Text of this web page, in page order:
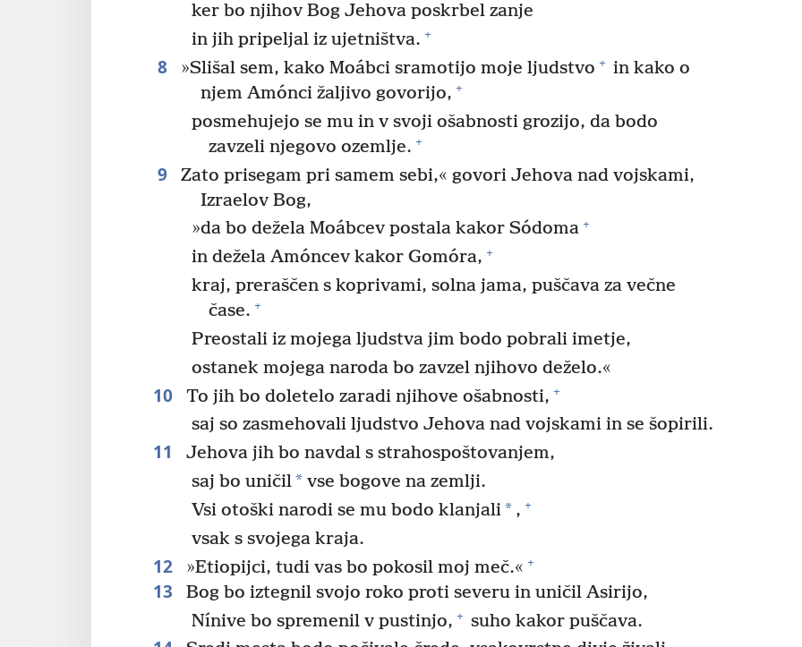
ker bo njihov Bog Jehova poskrbel zanje
in jih pripeljal iz ujetništva. +
8 »Slišal sem, kako Moábci sramotijo moje ljudstvo + in kako o
njem Amónci žaljivo govorijo, +
posmehujejo se mu in v svoji ošabnosti grozijo, da bodo
zavzeli njegovo ozemlje. +
9
Zato prisegam pri samem sebi,« govori Jehova nad vojskami,
Izraelov Bog,
»da bo dežela Moábcev postala kakor Sódoma +
in dežela Amóncev kakor Gomóra, +
kraj, preraščen s koprivami, solna jama, puščava za večne
čase. +
Preostali iz mojega ljudstva jim bodo pobrali imetje,
ostanek mojega naroda bo zavzel njihovo deželo.«
10 To jih bo doletelo zaradi njihove ošabnosti, +
saj so zasmehovali ljudstvo Jehova nad vojskami in se šopirili.
11
Jehova jih bo navdal s strahospoštovanjem,
saj bo uničil* vse bogove na zemlji.
Vsi otoški narodi se mu bodo klanjali* , +
vsak s svojega kraja.
12 »Etiopijci, tudi vas bo pokosil moj meč.« +
13
Bog bo iztegnil svojo roko proti severu in uničil Asirijo,
Nínive bo spremenil v pustinjo, + suho kakor puščava.